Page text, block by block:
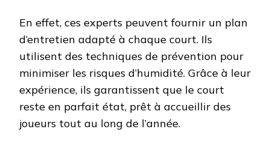
En effet, ces experts peuvent fournir un plan
d’entretien adapté à chaque court. Ils
utilisent des techniques de prévention pour
minimiser les risques d’humidité. Grâce à leur
expérience, ils garantissent que le court
reste en parfait état, prêt à accueillir des
joueurs tout au long de l’année.